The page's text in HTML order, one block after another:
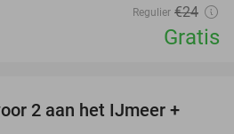
Regulier €24
Gratis
24%
2 aan het IJmeer +